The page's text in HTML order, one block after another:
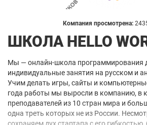
Компания просмотрена:
ШКОЛА HELLO
Мы — онлайн-школа программирования
индивидуальные занятия на русском и
Учим делать игры, сайты и
года работы мы выросли в компанию, в
преподавателей из 10 стран мира и
одна треть которых не из России.